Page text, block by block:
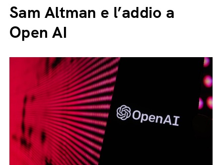
Sam Altman e l’addio a
Open AI